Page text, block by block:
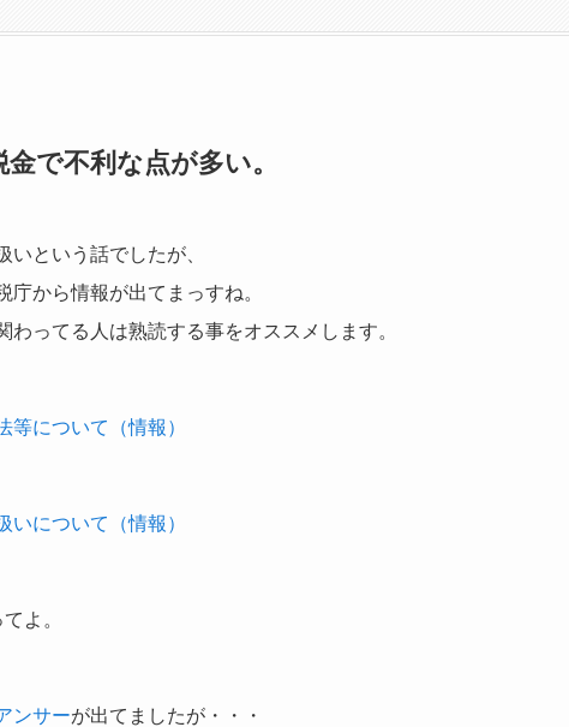
で不利な点が多い。
いという話でしたが、
から情報が出てまっすね。
ってる人は熟読する事をオススメします。
について（情報）
について（情報）
よ。
ンサーが出てましたが・・・